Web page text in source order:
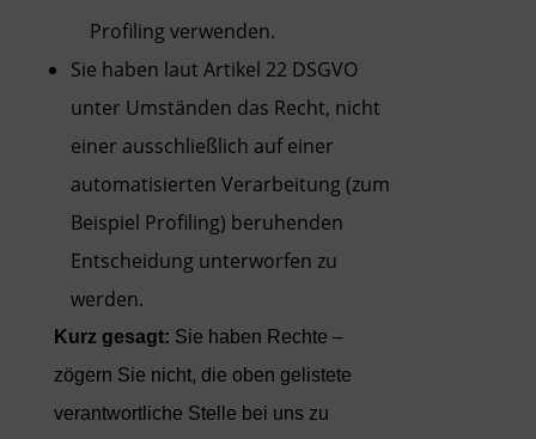
Profiling verwenden.
Sie haben laut Artikel 22 DSGVO
unter Umständen das Recht, nicht
einer ausschließlich auf einer
automatisierten Verarbeitung (zum
Beispiel Profiling) beruhenden
Entscheidung unterworfen zu
werden.
Kurz gesagt: Sie haben Rechte –
zögern Sie nicht, die oben gelistete
verantwortliche Stelle bei uns zu